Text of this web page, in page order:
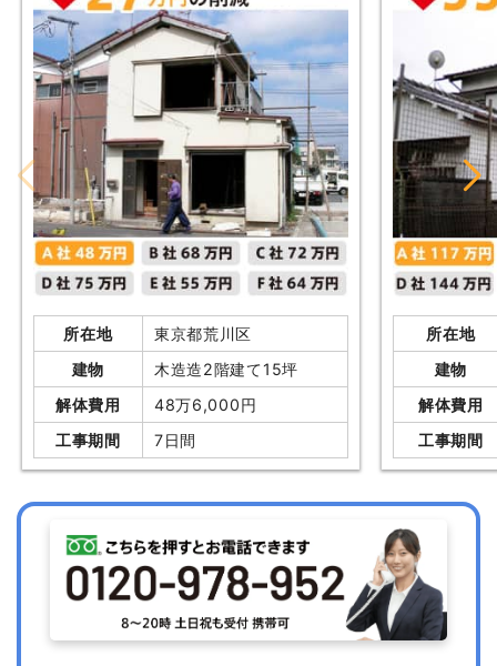
所在地
東京都荒川区
建物
木造造2階建て15坪
解体費用
48万6,000円
工事期間
7日間
所在地
建物
解体費用
工事期間